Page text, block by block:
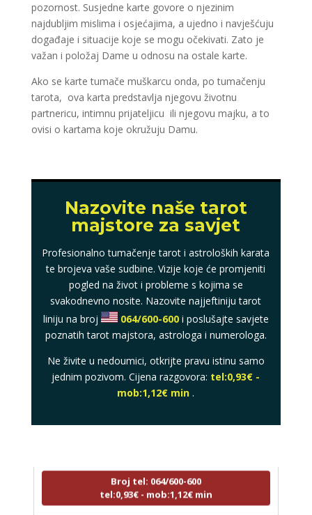
pozornost. Susjedne karte govore o njezinim
najdubljim mislima i osjećajima, a ujedno i navješćuju
događaje i situacije koje se mogu očekivati. Zato je
važan i položaj Dame u odnosu na ostale karte.
Ako se karte tumače muškarcu onda, po tumačenju
tarota, ova karta predstavlja njegovu životnu
partnericu, intimnu prijateljicu ili njegovu majku, a to
ovisi o kartama koje okružuju Damu.
Nazovite naše tarot
majstore za savjet
Profesionalno tumačenje tarot i astroloških karata
te brojeva vaše sudbine. Vizije koje će promjeniti
pogled na život i probleme s kojima se
svakodnevno nosite. Nazovite najjeftiniju tarot
liniju na broj
064/600-600 i poslušajte savjete
poznatih tarot majstora, astrologa i numerologa.
Ne živite u nedoumici, otkrijte pravu istinu samo
jednim pozivom. Cijena razgovora: tel:0,93€ -
mob:1,12€ min .
DENI
/ Kod 15
Tarot savjetnik je zauzet
Broj tel: 064/600-600
tel:0,93€ - mob:1,12€ min